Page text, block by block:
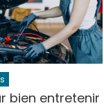
bien entretenir